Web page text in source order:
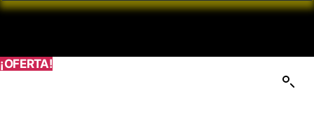
¡OFERTA!